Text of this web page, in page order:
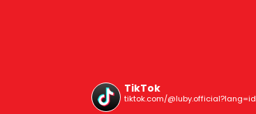
TikTok
tiktok.com/